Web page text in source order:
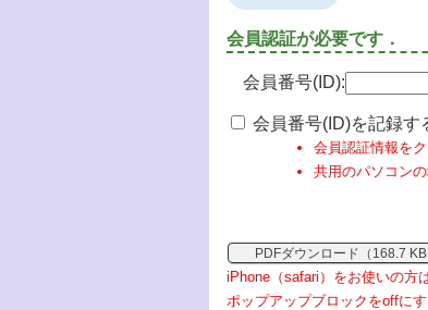
会員認証が必要です．
会員番号(ID):
会員番号(ID)を記録す
会員認証情報を
共用のパソコン
PDFダウンロード（168.7 KB
iPhone（safari）をお使いの方
ポップアップブロックをoffにす